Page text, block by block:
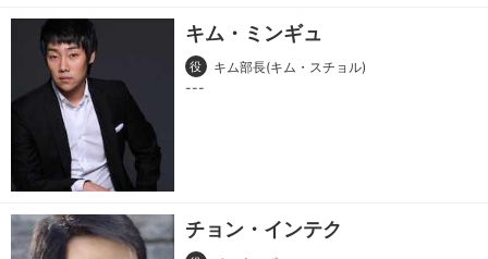
キム・ミンギュ
役 キム部長(キム・スチョル)
チョン・インテク